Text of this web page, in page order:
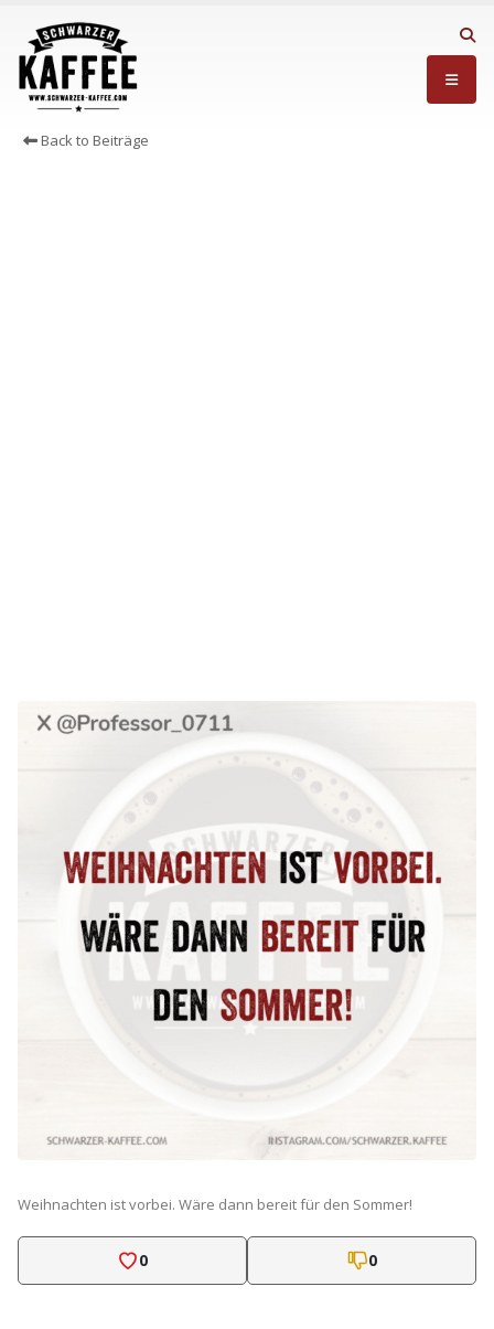
Back to Beiträge
Weihnachten ist vorbei. Wäre dann bereit für den Sommer!
0 0